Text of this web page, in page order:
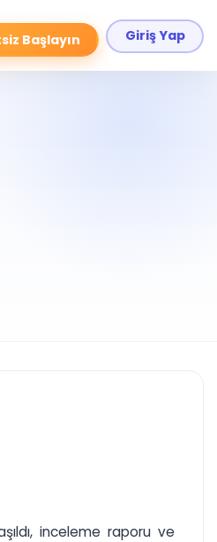
Başlayın Giriş Yap
inceleme raporu ve